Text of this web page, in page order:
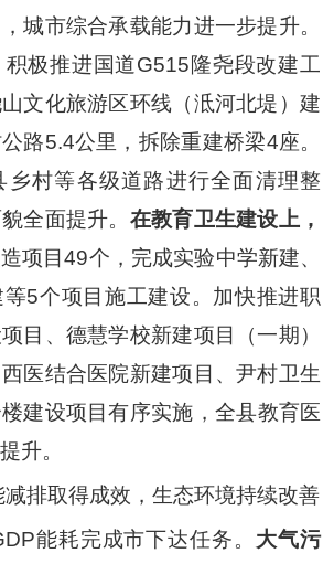
，城市综合承载能力进一步提升。
积极推进国道G515隆尧段改建工
文化旅游区环线（泜河北堤）建
路5.4公里，拆除重建桥梁4座。
乡村等各级道路进行全面清理整
全面提升。 在教育卫生建设上，
项目49个 ， 完成实验中学新建、
等5个项目施工建设。加快推进职
目、德慧学校新建项目（一期）
医结合医院新建项目、尹村卫生
建设项目有序实施， 全县教育医
升。
减排取得成效，生态环境持续改善
能耗完成市下达任务。 大气污